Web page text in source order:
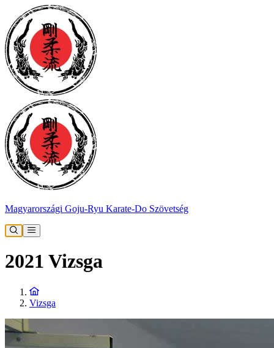
Magyarországi Goju-Ryu Karate-Do Szövetség
2021 Vizsga
Vizsga